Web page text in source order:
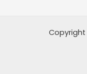
Copyright